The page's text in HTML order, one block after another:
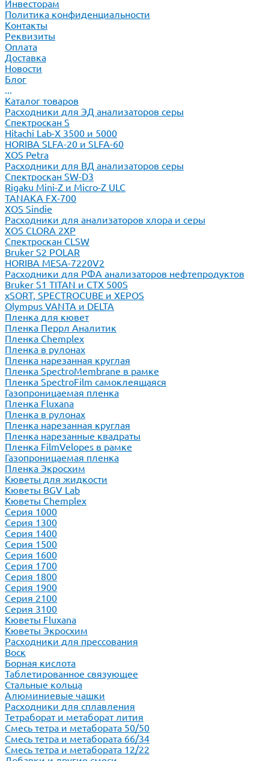
Инвесторам
Политика конфиденциальности
Контакты
Реквизиты
Оплата
Доставка
Новости
Блог
...
Каталог товаров
Расходники для ЭД анализаторов серы
Спектроскан S
Hitachi Lab-X 3500 и 5000
HORIBA SLFA-20 и SLFA-60
XOS Petra
Расходники для ВД анализаторов серы
Спектроскан SW-D3
Rigaku Mini-Z и Micro-Z ULC
TANAKA FX-700
XOS Sindie
Расходники для анализаторов хлора и серы
XOS CLORA 2XP
Спектроскан CLSW
Bruker S2 POLAR
HORIBA MESA-7220V2
Расходники для РФА анализаторов нефтепродуктов
Bruker S1 TITAN и CTX 500S
xSORT, SPECTROCUBE и XEPOS
Olympus VANTA и DELTA
Пленка для кювет
Пленка Перрл Аналитик
Пленка Chemplex
Пленка в рулонах
Пленка нарезанная круглая
Пленка SpectroMembrane в рамке
Пленка SpectroFilm самоклеящаяся
Газопроницаемая пленка
Пленка Fluxana
Пленка в рулонах
Пленка нарезанная круглая
Пленка нарезанные квадраты
Пленка FilmVelopes в рамке
Газопроницаемая пленка
Пленка Экросхим
Кюветы для жидкости
Кюветы BGV Lab
Кюветы Chemplex
Серия 1000
Серия 1300
Серия 1400
Серия 1500
Серия 1600
Серия 1700
Серия 1800
Серия 1900
Серия 2100
Серия 3100
Кюветы Fluxana
Кюветы Экросхим
Расходники для прессования
Воск
Борная кислота
Таблетированное связующее
Стальные кольца
Алюминиевые чашки
Расходники для сплавления
Тетраборат и метаборат лития
Смесь тетра и метабората 50/50
Смесь тетра и метабората 66/34
Смесь тетра и метабората 12/22